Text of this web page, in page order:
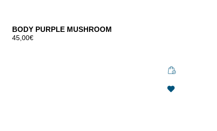
BODY PURPLE MUSHROOM
45,00€